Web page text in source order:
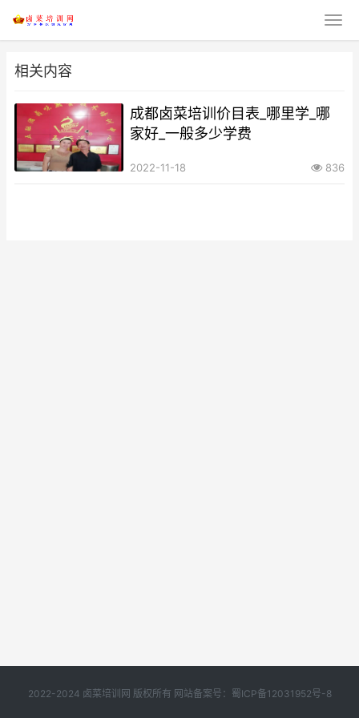
相关内容
成都卤菜培训价目表_哪里学_哪
家好_一般多少学费
2022-11-18 836
2022-2024 卤菜培训网 版权所有 网站备案号： 蜀ICP备12031952号-8